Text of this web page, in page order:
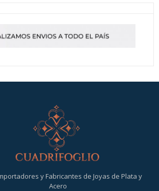
y Fabricantes de Joyas de Plata y
Acero